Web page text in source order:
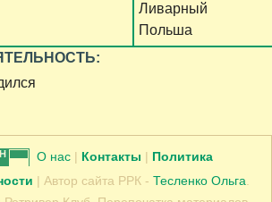
Ливарный
Польша
О нас | Контакты | Политика
| Автор сайта РРК - Тесленко Ольга